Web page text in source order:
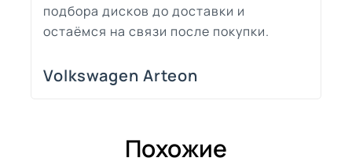
подбора дисков до доставки и
остаёмся на связи после покупки.
Volkswagen Arteon
Похожие